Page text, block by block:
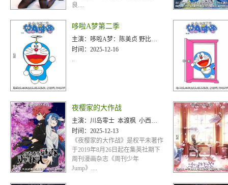
良....
哆啦A梦第二季
主演： 哆啦A梦：陈美贞 野比大雄：刘如蘋 刘凯宁 林筱玲 源静香：林美秀 刚田武
时间： 2025-12-16
..
夜樱家的大作战
主演： 川岛零士 本渡枫 小西克幸 鬼头明里 兴津和幸 悠木碧 松冈祯丞 内山夕实 伊濑茉莉也 滨野大辉 内
时间： 2025-12-13
《夜樱家的大作战》是权平未著作
于2019年8月26日起在集英社期下
周刊漫画杂志《周刊少年
Jump》....